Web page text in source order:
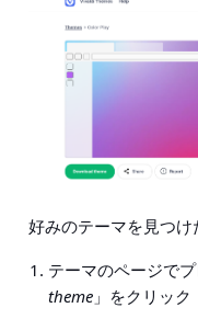
好みのテーマを見つけ
テーマのページで
theme 」をクリック